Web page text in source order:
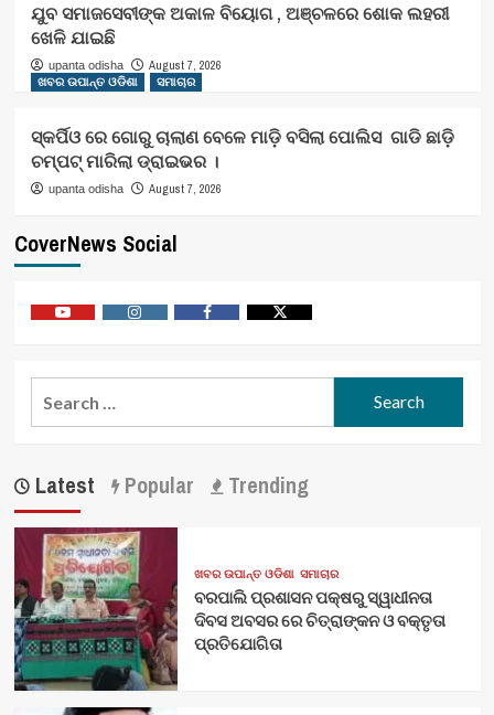
ଯୁବ ସମାଜସେବୀଙ୍କ ଅକାଳ ବିୟୋଗ , ଅଞ୍ଚଳରେ ଶୋକ ଲହରୀ
ଖେଳି ଯାଇଛି
upanta odisha
August 7, 2026
ଖବର ଉପାନ୍ତ ଓଡିଶା
ସମାଚାର
ସ୍କର୍ପିଓ ରେ ଗୋରୁ ଚାଲାଣ ବେଳେ ମାଡ଼ି ବସିଲା ପୋଲିସ ଗାଡି ଛାଡ଼ି
ଚମ୍ପଟ୍ ମାରିଲା ଡ୍ରାଇଭର ।
upanta odisha August 7, 2026
CoverNews Social
Latest Popular Trending
ଖବର ଉପାନ୍ତ ଓଡିଶା ସମାଚାର
ବରପାଲି ପ୍ରଶାସନ ପକ୍ଷରୁ ସ୍ୱାଧୀନତା
ଦିବସ ଅବସର ରେ ଚିତ୍ରାଙ୍କନ ଓ ବକ୍ତୃତା
ପ୍ରତିଯୋଗିତା